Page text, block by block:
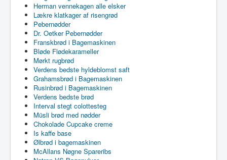
Herman vennekagen alle elsker
Lækre klatkager af risengrød
Pebernødder
Dr. Oetker Pebernødder
Franskbrød i Bagemaskinen
Bløde Flødekarameller
Mørkt rugbrød
Verdens bedste hyldeblomst saft
Grahamsbrød i Bagemaskinen
Rusinbrød i Bagemaskinen
Verdens bedste brød
Interval stegt colottesteg
Müsli brød med nødder
Chokolade Cupcake creme
Is kaffe base
Ølbrød i bagemaskinen
McAllans Nøgne Spareribs